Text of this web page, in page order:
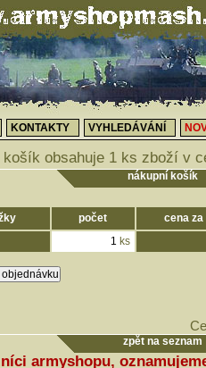
KONTAKTY VYHLEDÁVÁNÍ
košík obsahuje 1 ks zboží v
nákupní košík
počet
cena za
ks
zpět na seznam
armyshopu,